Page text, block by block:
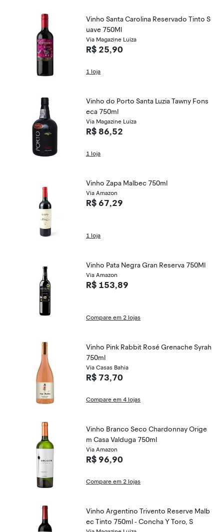
Vinho Santa Carolina Reservado Tinto S
uave 750Ml
Via Magazine Luiza
R$ 25,90
1 loja
Vinho do Porto Santa Luzia Tawny Fons
eca 750ml
Via Magazine Luiza
R$ 86,52
1 loja
Vinho Zapa Malbec 750ml
Via Amazon
R$ 67,29
1 loja
Vinho Pata Negra Gran Reserva 750Ml
Via Amazon
R$ 153,89
Compare em 2 lojas
Vinho Pink Rabbit Rosé Grenache Syrah
750ml
Via Casas Bahia
R$ 73,70
Compare em 4 lojas
Vinho Branco Seco Chardonnay Orige
m Casa Valduga 750ml
Via Amazon
R$ 96,90
Compare em 2 lojas
Vinho Argentino Trivento Reserve Malb
ec Tinto 750ml - Concha Y Toro, S